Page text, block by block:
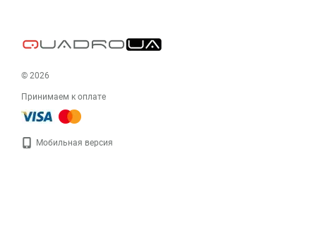
© 2026
Принимаем к оплате
Мобильная версия